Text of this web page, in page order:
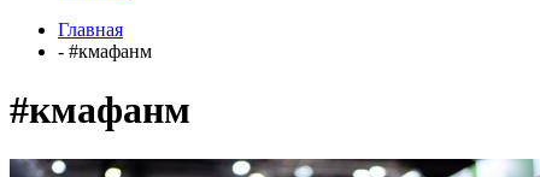
Главная
- #кмафанм
#кмафанм